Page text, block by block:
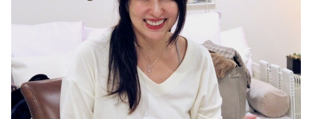
ファッション
恋愛/結婚/離婚
美容/健康